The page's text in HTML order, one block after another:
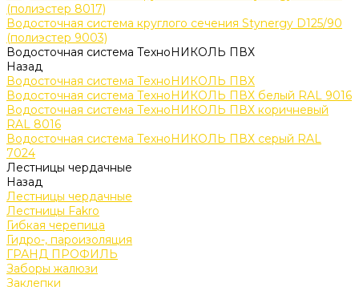
(полиэстер 8017)
Водосточная система круглого сечения Stynergy D125/90
(полиэстер 9003)
Водосточная система ТехноНИКОЛЬ ПВХ
Назад
Водосточная система ТехноНИКОЛЬ ПВХ
Водосточная система ТехноНИКОЛЬ ПВХ белый RAL 9016
Водосточная система ТехноНИКОЛЬ ПВХ коричневый
RAL 8016
Водосточная система ТехноНИКОЛЬ ПВХ серый RAL
7024
Лестницы чердачные
Назад
Лестницы чердачные
Лестницы Fakro
Гибкая черепица
Гидро-, пароизоляция
ГРАНД ПРОФИЛЬ
Заборы жалюзи
Заклепки